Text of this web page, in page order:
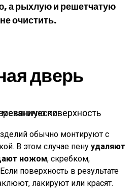
а рыхлую и решетчатую
очистить.
дверь
поверхность очищают механически
обычно монтируют с
В этом случае пену удаляют
ножом, скребком,
поверхность в результате
лакируют или красят.